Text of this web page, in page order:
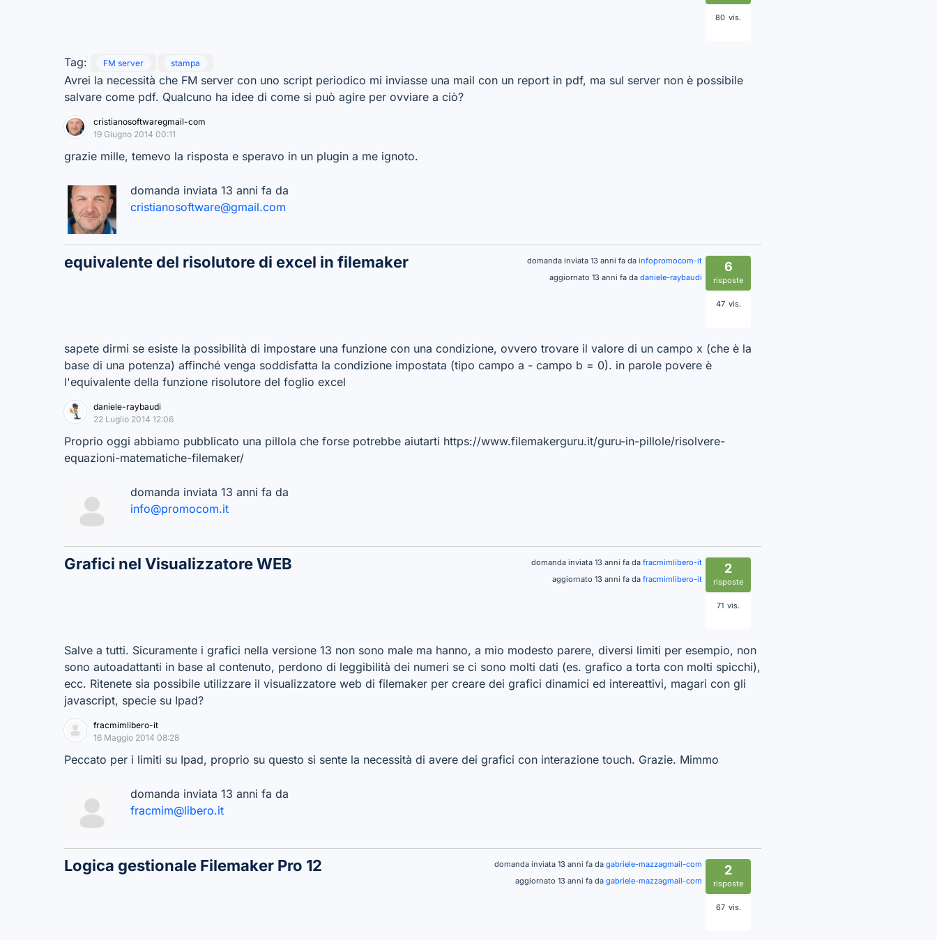
80 vis.
Tag: FM server stampa
Avrei la necessità che FM server con uno script periodico mi inviasse una mail con un report in pdf, ma sul server non è possibile
salvare come pdf. Qualcuno ha idee di come si può agire per ovviare a ciò?
cristianosoftwaregmail-com
19 Giugno 2014 00:11
grazie mille, temevo la risposta e speravo in un plugin a me ignoto.
domanda inviata 13 anni fa da
cristianosoftware@gmail.com
6
risposte
47 vis.
equivalente del risolutore di excel in filemaker domanda inviata 13 anni fa da infopromocom-it
aggiornato 13 anni fa da daniele-raybaudi
sapete dirmi se esiste la possibilità di impostare una funzione con una condizione, ovvero trovare il valore di un campo x (che è la
base di una potenza) affinché venga soddisfatta la condizione impostata (tipo campo a - campo b = 0). in parole povere è
l'equivalente della funzione risolutore del foglio excel
daniele-raybaudi
22 Luglio 2014 12:06
Proprio oggi abbiamo pubblicato una pillola che forse potrebbe aiutarti https://www.filemakerguru.it/guru-in-pillole/risolvere-
equazioni-matematiche-filemaker/
domanda inviata 13 anni fa da
info@promocom.it
2
risposte
71 vis.
Grafici nel Visualizzatore WEB domanda inviata 13 anni fa da fracmimlibero-it
aggiornato 13 anni fa da fracmimlibero-it
Salve a tutti. Sicuramente i grafici nella versione 13 non sono male ma hanno, a mio modesto parere, diversi limiti per esempio, non
sono autoadattanti in base al contenuto, perdono di leggibilità dei numeri se ci sono molti dati (es. grafico a torta con molti spicchi),
ecc. Ritenete sia possibile utilizzare il visualizzatore web di filemaker per creare dei grafici dinamici ed intereattivi, magari con gli
javascript, specie su Ipad?
fracmimlibero-it
16 Maggio 2014 08:28
Peccato per i limiti su Ipad, proprio su questo si sente la necessità di avere dei grafici con interazione touch. Grazie. Mimmo
domanda inviata 13 anni fa da
fracmim@libero.it
2
risposte
67 vis.
Logica gestionale Filemaker Pro 12 domanda inviata 13 anni fa da gabriele-mazzagmail-com
aggiornato 13 anni fa da gabriele-mazzagmail-com